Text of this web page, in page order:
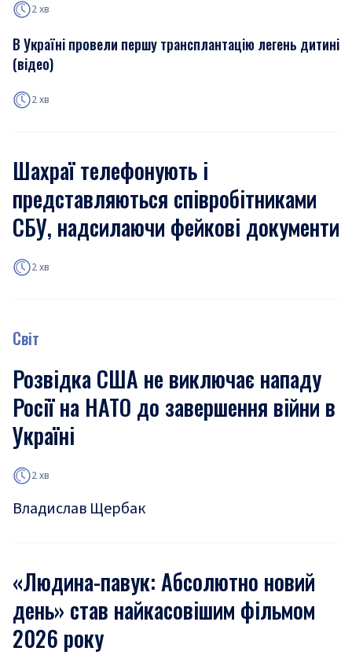
2 хв
В Україні провели першу трансплантацію легень дитині
(відео)
2 хв
Шахраї телефонують і
представляються співробітниками
СБУ, надсилаючи фейкові документи
2 хв
Світ
Розвідка США не виключає нападу
Росії на НАТО до завершення війни в
Україні
2 хв
Владислав Щербак
«Людина-павук: Абсолютно новий
день» став найкасовішим фільмом
2026 року